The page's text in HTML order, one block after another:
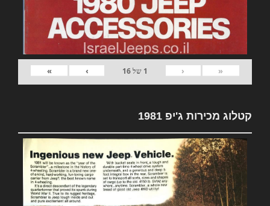
«
‹
1 של16
›
»
קטלוג מכירות ג'יפ 1981